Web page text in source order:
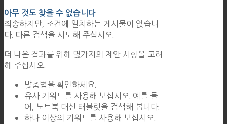
아무 것도 찾을 수 없습니다
죄송하지만, 조건에 일치하는 게시물이 없습니
다. 다른 검색을 시도해 주십시오.
더 나은 결과를 위해 몇가지의 제안 사항을 고려
해 주십시오.
맞춤법을 확인하세요.
유사 키워드를 사용해 보십시오. 예를 들
어, 노트북 대신 태블릿을 검색해 봅니다.
하나 이상의 키워드를 사용해 보십시오.